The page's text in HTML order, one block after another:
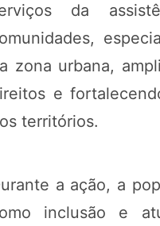
da
zona urbana,
e
territórios.
a ação, a
inclusão e